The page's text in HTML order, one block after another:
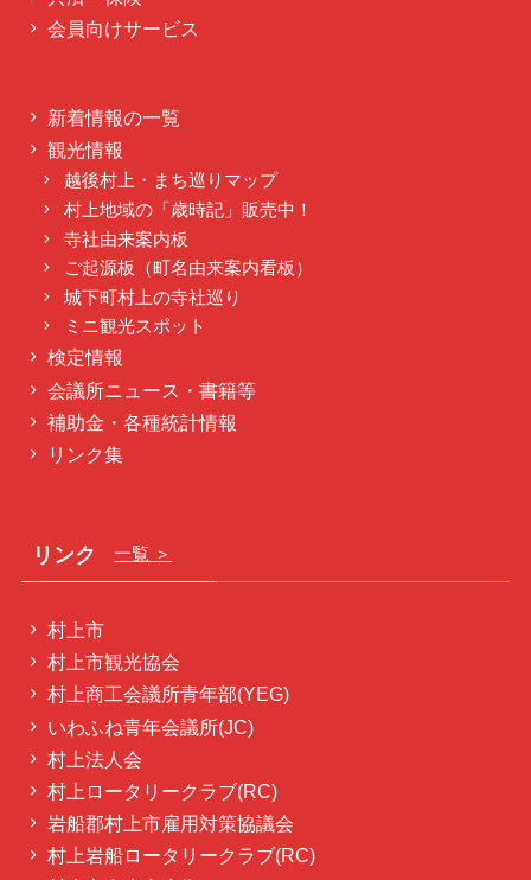
会員向けサービス
新着情報の一覧
観光情報
越後村上・まち巡りマップ
村上地域の「歳時記」販売中！
寺社由来案内板
ご起源板（町名由来案内看板）
城下町村上の寺社巡り
ミニ観光スポット
検定情報
会議所ニュース・書籍等
補助金・各種統計情報
リンク集
リンク
村上市
村上市観光協会
村上商工会議所青年部(YEG)
いわふね青年会議所(JC)
村上法人会
村上ロータリークラブ(RC)
岩船郡村上市雇用対策協議会
村上岩船ロータリークラブ(RC)
一覧 ＞